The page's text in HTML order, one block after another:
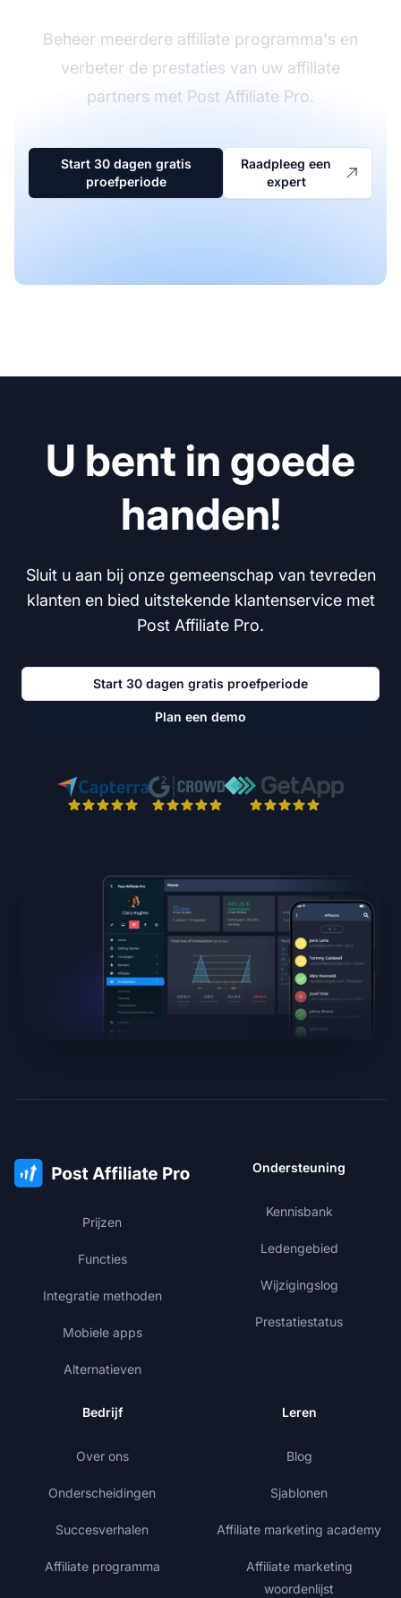
Beheer meerdere affiliate programma's en
verbeter de prestaties van uw affiliate
partners met Post Affiliate Pro.
Start 30 dagen gratis
proefperiode
Raadpleeg een
expert
U bent in goede
handen!
Sluit u aan bij onze gemeenschap van tevreden
klanten en bied uitstekende klantenservice met
Post Affiliate Pro.
Start 30 dagen gratis proefperiode
Plan een demo
Prijzen
Functies
Integratie methoden
Mobiele apps
Alternatieven
Ondersteuning
Kennisbank
Ledengebied
Wijzigingslog
Prestatiestatus
Bedrijf
Over ons
Onderscheidingen
Succesverhalen
Affiliate programma
Leren
Blog
Sjablonen
Affiliate marketing academy
Affiliate marketing
woordenlijst